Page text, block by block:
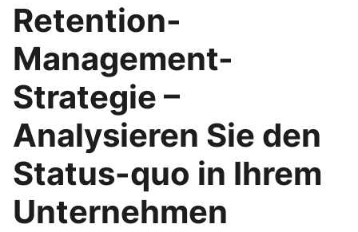
Retention-
Management-
Strategie –
Analysieren Sie den
Status-quo in Ihrem
Unternehmen